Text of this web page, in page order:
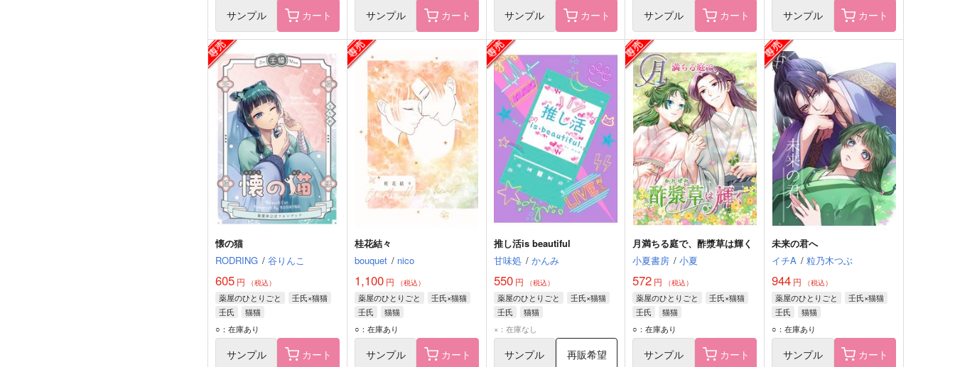
サンプル カート サンプル カート サンプル カート サンプル カート サンプル カート
懐の猫
RODRING / 谷りんこ
605 円 （税込）
薬屋のひとりごと
壬氏×猫猫
壬氏
猫猫
○：在庫あり
サンプル カート
桂花結々
bouquet / nico
1,100円 （税込）
薬屋のひとりごと
壬氏×猫猫
壬氏
猫猫
○：在庫あり
サンプル カート
推し活is beautiful
甘味処 / かんみ
550円 （税込）
薬屋のひとりごと
壬氏×猫猫
壬氏
猫猫
×：在庫なし
サンプル 再販希望
月満ちる庭で、酢漿草は輝く
小夏書房 / 小夏
572 円 （税込）
薬屋のひとりごと
壬氏×猫猫
壬氏
猫猫
○：在庫あり
サンプル カート
未来の君へ
イチA / 粒乃木つぶ
944 円 （税込）
薬屋のひとりごと
壬氏×猫猫
壬氏
猫猫
○：在庫あり
サンプル カート